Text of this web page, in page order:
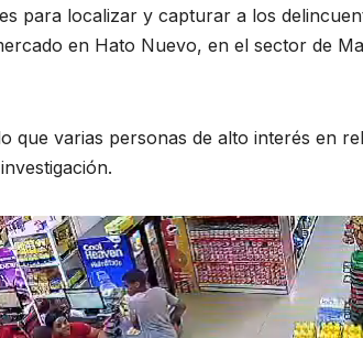
para localizar y capturar a los
en Hato Nuevo, en el sector de
que varias personas de alto interés en